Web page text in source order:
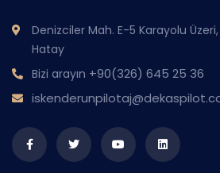
Denizciler Mah. E-5 Karayolu Üzeri,
Hatay
Bizi arayın +90(326) 645 25 36